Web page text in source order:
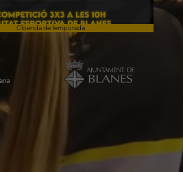
Cloenda de temporada